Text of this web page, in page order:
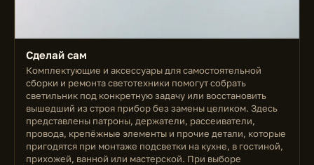
Сделай сам
Комплектующие и аксессуары для самостоятельной
сборки и ремонта светотехники помогут собрать
светильник под конкретную задачу или восстановить
вышедший из строя прибор без замены целиком. Здесь
представлены патроны, держатели, рассеиватели,
провода, крепёжные элементы и прочие детали, которые
пригодятся при монтаже подсветки на кухне, в гостиной,
прихожей, ванной или мастерской. При выборе